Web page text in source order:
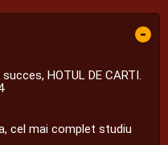
-
HOTUL DE CARTI.
cel mai complet studiu